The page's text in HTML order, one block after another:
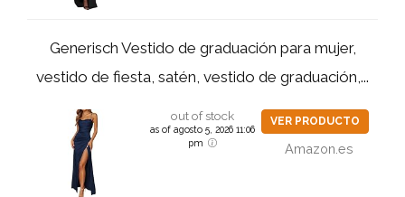
Generisch Vestido de graduación para mujer,
vestido de fiesta, satén, vestido de graduación,...
out of stock
as of agosto 5, 2026 11:06
pm
VER PRODUCTO
Amazon.es